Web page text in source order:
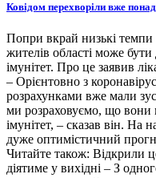
Ковідом перехворіли вже
Попри вкрай низькі темпи
жителів області може
імунітет. Про це заявив
– Орієнтовно з
розрахунками вже мали
ми розраховуємо, що
імунітет, – сказав він. На
дуже оптимістичний
Читайте також: Відкрили
діятиме у вихідні – З